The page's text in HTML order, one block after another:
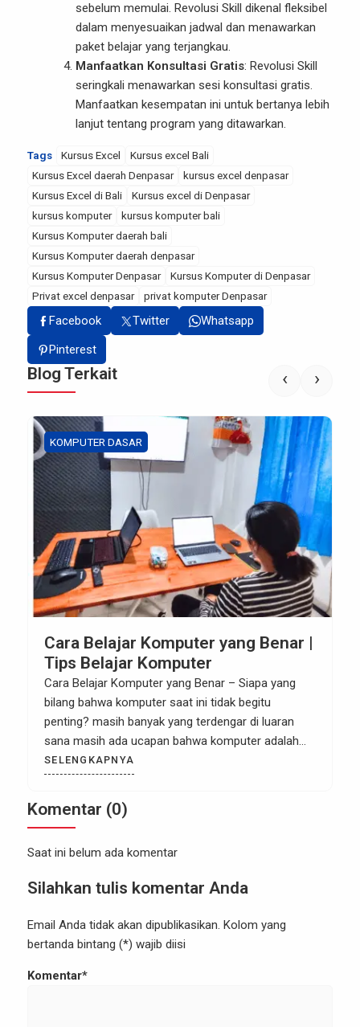
sebelum memulai. Revolusi Skill dikenal fleksibel
dalam menyesuaikan jadwal dan menawarkan
paket belajar yang terjangkau.
Manfaatkan Konsultasi Gratis: Revolusi Skill
seringkali menawarkan sesi konsultasi gratis.
Manfaatkan kesempatan ini untuk bertanya lebih
lanjut tentang program yang ditawarkan.
Tags Kursus Excel
Kursus excel Bali
Kursus Excel daerah Denpasar
kursus excel denpasar
Kursus Excel di Bali
Kursus excel di Denpasar
kursus komputer
kursus komputer bali
Kursus Komputer daerah bali
Kursus Komputer daerah denpasar
Kursus Komputer Denpasar
Kursus Komputer di Denpasar
Privat excel denpasar
privat komputer Denpasar
Facebook Twitter
Whatsapp
Pinterest
Blog Terkait
KOMPUTER DASAR
Cara Belajar Komputer yang Benar |
Tips Belajar Komputer
Cara Belajar Komputer yang Benar – Siapa yang
bilang bahwa komputer saat ini tidak begitu
penting? masih banyak yang terdengar di luaran
sana masih ada ucapan bahwa komputer adalah
salah satu skill pilihan bagi mereka yang bekerja di
kantor- kantor besar saja. Akan tetapi kalau kita
lihat sekarang ini pada kenyataanya komputer
bukan hanya di […]
SELENGKAPNYA
‹ ›
Komentar (0)
Saat ini belum ada komentar
Silahkan tulis komentar Anda
Email Anda tidak akan dipublikasikan. Kolom yang
bertanda bintang (*) wajib diisi
Komentar*